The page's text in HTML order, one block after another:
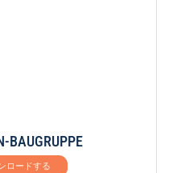
BAUGRUPPE
ロードする